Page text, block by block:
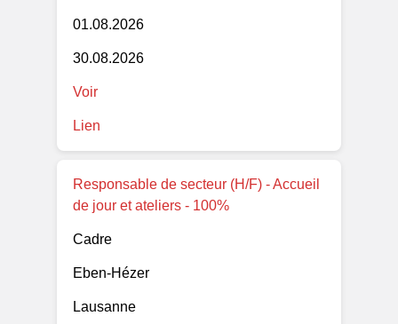
01.08.2026
30.08.2026
Voir
Lien
Responsable de secteur (H/F) - Accueil
de jour et ateliers - 100%
Cadre
Eben-Hézer
Lausanne